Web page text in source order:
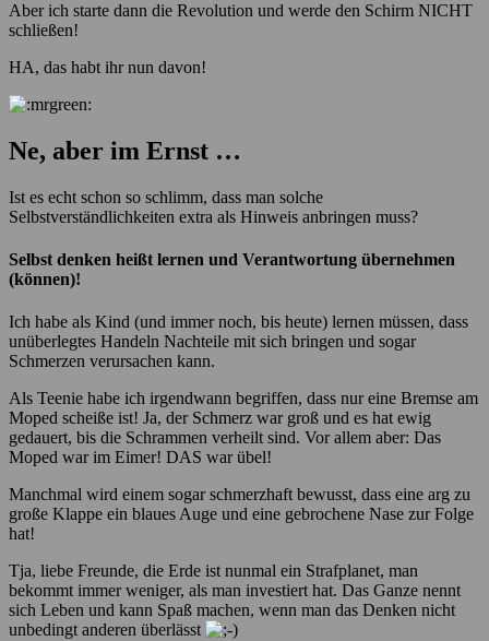
Aber ich starte dann die Revolution und werde den Schirm NICHT
schließen!
HA, das habt ihr nun davon!
Ne, aber im Ernst …
Ist es echt schon so schlimm, dass man solche
Selbstverständlichkeiten extra als Hinweis anbringen muss?
Selbst denken heißt lernen und Verantwortung übernehmen
(können)!
Ich habe als Kind (und immer noch, bis heute) lernen müssen, dass
unüberlegtes Handeln Nachteile mit sich bringen und sogar
Schmerzen verursachen kann.
Als Teenie habe ich irgendwann begriffen, dass nur eine Bremse am
Moped scheiße ist! Ja, der Schmerz war groß und es hat ewig
gedauert, bis die Schrammen verheilt sind. Vor allem aber: Das
Moped war im Eimer! DAS war übel!
Manchmal wird einem sogar schmerzhaft bewusst, dass eine arg zu
große Klappe ein blaues Auge und eine gebrochene Nase zur Folge
hat!
Tja, liebe Freunde, die Erde ist nunmal ein Strafplanet, man
bekommt immer weniger, als man investiert hat. Das Ganze nennt
sich Leben und kann Spaß machen, wenn man das Denken nicht
unbedingt anderen überlässt